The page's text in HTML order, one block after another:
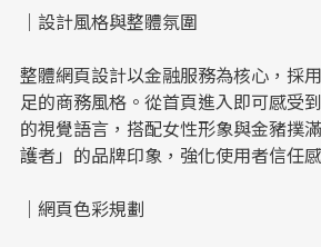
｜設計風格與整體氛圍
整體網頁設計以金融服務為核心，採
足的商務風格。從首頁進入即可感受
的視覺語言，搭配女性形象與金豬撲
護者」的品牌印象，強化使用者信任
｜網頁色彩規劃